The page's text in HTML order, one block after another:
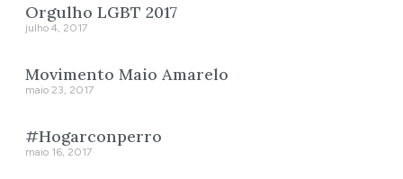
Orgulho LGBT 2017
julho 4, 2017
Movimento Maio Amarelo
maio 23, 2017
#Hogarconperro
maio 16, 2017